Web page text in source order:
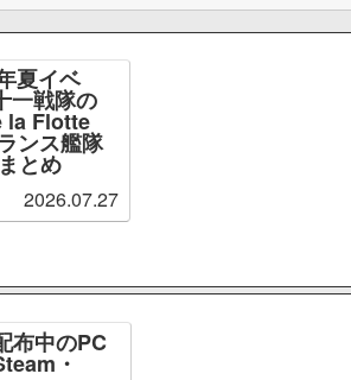
夏イベ
一戦隊の
la Flotte
ンス艦隊
とめ
2026.07.27
布中のPC
・